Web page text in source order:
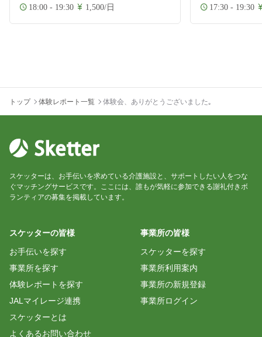
18:00 - 19:30 1,500/日 17:30 - 19:30
トップ 体験レポート一覧 体験会、ありがとうございました｡
スケッターは、お手伝いを求めている介護施設と、サポートしたい人をつな
ぐマッチングサービスです。ここには、誰もが気軽に参加できる謝礼付きボ
ランティアの募集を掲載しています。
スケッターの皆様
お手伝いを探す
事業所を探す
体験レポートを探す
JALマイレージ連携
スケッターとは
よくあるお問い合わせ
事業所の皆様
スケッターを探す
事業所利用案内
事業所の新規登録
事業所ログイン